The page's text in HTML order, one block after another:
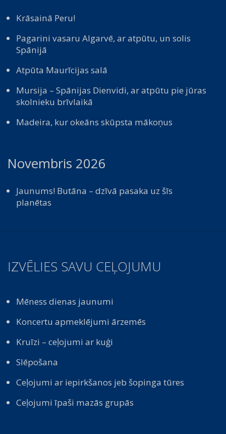
Krāsainā Peru!
Pagarini vasaru Algarvē, ar atpūtu, un solis
Spānijā
Atpūta Maurīcijas salā
Mursija – Spānijas Dienvidi, ar atpūtu pie jūras
skolnieku brīvlaikā
Madeira, kur okeāns skūpsta mākoņus
Novembris 2026
Jaunums! Butāna – dzīvā pasaka uz šīs
planētas
IZVĒLIES SAVU CEĻOJUMU
Mēness dienas jaunumi
Koncertu apmeklējumi ārzemēs
Kruīzi – ceļojumi ar kuģi
Slēpošana
Ceļojumi ar iepirkšanos jeb šopinga tūres
Ceļojumi īpaši mazās grupās